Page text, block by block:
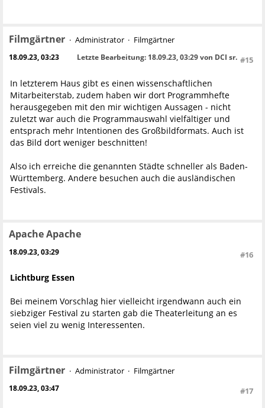
Filmgärtner Administrator Filmgärtner
18.09.23, 03:23 #15
Letzte Bearbeitung: 18.09.23, 03:29 von DCI sr.
In letzterem Haus gibt es einen wissenschaftlichen
Mitarbeiterstab, zudem haben wir dort Programmhefte
herausgegeben mit den mir wichtigen Aussagen - nicht
zuletzt war auch die Programmauswahl vielfältiger und
entsprach mehr Intentionen des Großbildformats. Auch ist
das Bild dort weniger beschnitten!
Also ich erreiche die genannten Städte schneller als Baden-
Württemberg. Andere besuchen auch die ausländischen
Festivals.
Apache Apache
18.09.23, 03:29 #16
Lichtburg Essen
Bei meinem Vorschlag hier vielleicht irgendwann auch ein
siebziger Festival zu starten gab die Theaterleitung an es
seien viel zu wenig Interessenten.
Filmgärtner Administrator Filmgärtner
18.09.23, 03:47 #17